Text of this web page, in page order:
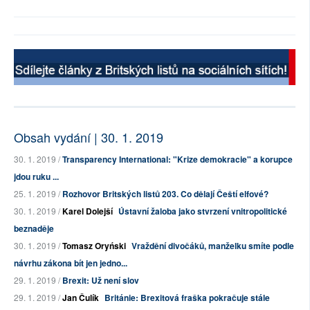
Obsah vydání | 30. 1. 2019
30. 1. 2019 /Transparency International: "Krize demokracie" a korupce
jdou ruku ...
25. 1. 2019 /Rozhovor Britských listů 203. Co dělají Čeští elfové?
30. 1. 2019 /Karel Dolejší Ústavní žaloba jako stvrzení vnitropolitické
beznaděje
30. 1. 2019 /Tomasz Oryński Vraždění divočáků, manželku smíte podle
návrhu zákona bít jen jedno...
29. 1. 2019 /Brexit: Už není slov
29. 1. 2019 /Jan Čulík Británie: Brexitová fraška pokračuje stále